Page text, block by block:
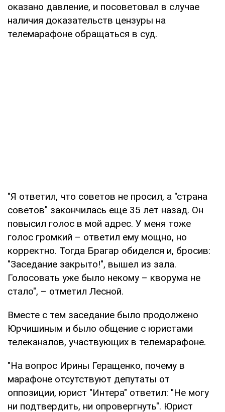
оказано давление, и посоветовал в случае
наличия доказательств цензуры на
телемарафоне обращаться в суд.
"Я ответил, что советов не просил, а "страна
советов" закончилась еще 35 лет назад. Он
повысил голос в мой адрес. У меня тоже
голос громкий – ответил ему мощно, но
корректно. Тогда Брагар обиделся и, бросив:
"Заседание закрыто!", вышел из зала.
Голосовать уже было некому – кворума не
стало", – отметил Лесной.
Вместе с тем заседание было продолжено
Юрчишиным и было общение с юристами
телеканалов, участвующих в телемарафоне.
"На вопрос Ирины Геращенко, почему в
марафоне отсутствуют депутаты от
оппозиции, юрист "Интера" ответил: "Не могу
ни подтвердить, ни опровергнуть". Юрист